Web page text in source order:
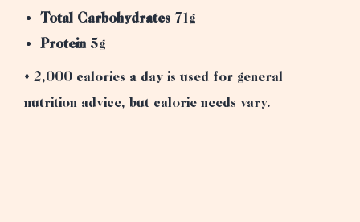
Total Carbohydrates 71g
Protein 5g
* 2,000 calories a day is used for general
nutrition advice, but calorie needs vary.